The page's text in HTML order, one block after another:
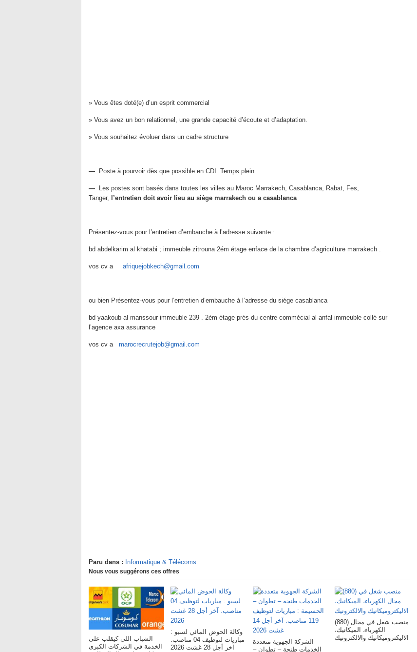
» Vous êtes doté(e) d’un esprit commercial
» Vous avez un bon relationnel, une grande capacité d’écoute et d’adaptation.
» Vous souhaitez évoluer dans un cadre structure
— Poste à pourvoir dès que possible en CDI. Temps plein.
— Les postes sont basés dans toutes les villes au Maroc Marrakech, Casablanca, Rabat, Fes,
Tanger,
l’entretien doit avoir lieu au siège marrakech ou a casablanca
Présentez-vous pour l’entretien d’embauche à l’adresse suivante :
bd abdelkarim al khatabi ; immeuble zitrouna 2ém étage enface de la chambre d’agriculture marrakech .
vos cv a afriquejobkech@gmail.com
ou bien Présentez-vous pour l’entretien d’embauche à l’adresse du siége casablanca
bd yaakoub al manssour immeuble 239 . 2ém étage prés du centre commécial al anfal immeuble collé sur
l’agence axa assurance
vos cv a marocrecrutejob@gmail.com
Paru dans : Informatique & Télécoms
Nous vous suggérons ces offres
الشباب اللي كيقلب على
الخدمة في الشركات الكبرى
وكالة الحوض المائي لسبو :
مباريات لتوظيف 04 مناصب.
آخر أجل 28 غشت 2026
الشركة الجهوية متعددة
الخدمات طنجة – تطوان –
(880) منصب شغل في مجال
الكهرباء، الميكانيك،
الاليكتروميكانيك والالكترونيك